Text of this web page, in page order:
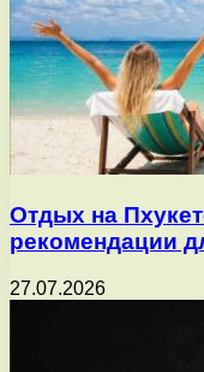
Отдых на
рекомендации
27.07.2026